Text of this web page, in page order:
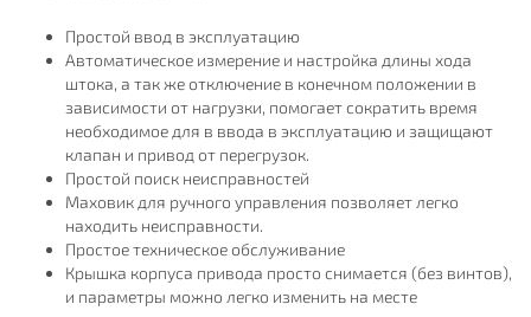
Простой ввод в эксплуатацию
Автоматическое измерение и настройка длины хода
штока, а так же отключение в конечном положении в
зависимости от нагрузки, помогает сократить время
необходимое для в ввода в эксплуатацию и защищают
клапан и привод от перегрузок.
Простой поиск неисправностей
Маховик для ручного управления позволяет легко
находить неисправности.
Простое техническое обслуживание
Крышка корпуса привода просто снимается (без винтов),
и параметры можно легко изменить на месте